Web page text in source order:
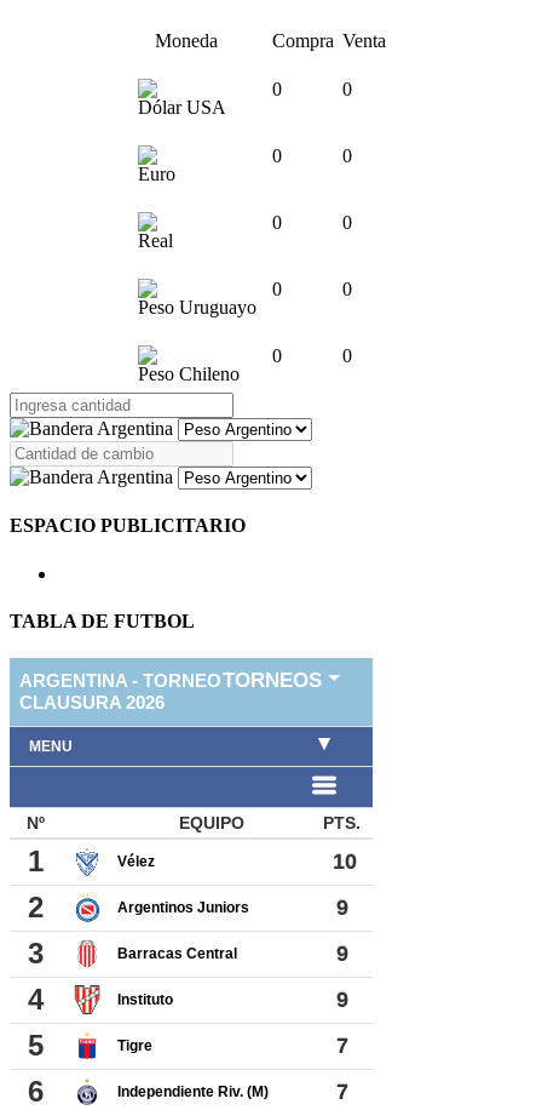
Moneda Compra Venta
Dólar USA
0 0
Euro
0 0
Real
0 0
Peso Uruguayo
0 0
Peso Chileno
0 0
ESPACIO PUBLICITARIO
TABLA DE FUTBOL